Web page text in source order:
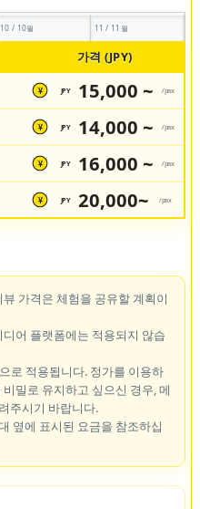
10 / 10월 11 / 11월
가격 (JPY)
¥ JPY 15,000 ~ /pax
¥ JPY 14,000 ~ /pax
¥ JPY 16,000 ~ /pax
¥ JPY 20,000~ /pax
가격은 체험을 공유할 계획이
어 플랫폼에는 적용되지 않습
로 적용됩니다. 정가를 이용하
밀로 유지하고 싶으신 경우, 메
주시기 바랍니다.
옆에 표시된 요금을 참조하십